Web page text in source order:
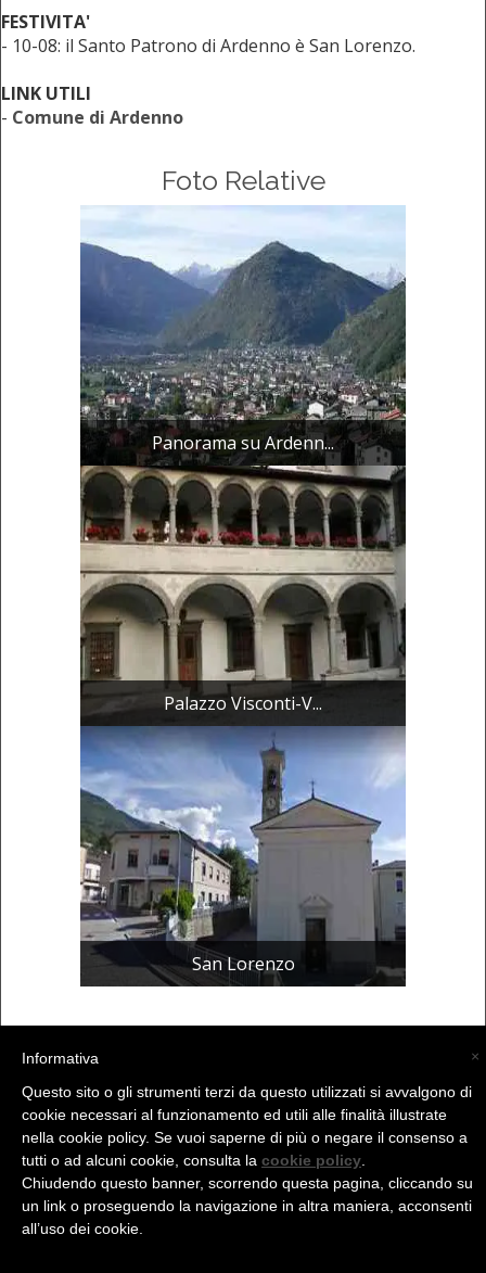
FESTIVITA'
- 10-08: il Santo Patrono di Ardenno è San Lorenzo.
LINK UTILI
- Comune di Ardenno
Foto Relative
Panorama su Ardenn...
Palazzo Visconti-V...
San Lorenzo
(C) La Valtellina - info@la-valtellina.com -
×
Informativa
Questo sito o gli strumenti terzi da questo utilizzati si avvalgono di
cookie necessari al funzionamento ed utili alle finalità illustrate
nella cookie policy. Se vuoi saperne di più o negare il consenso a
tutti o ad alcuni cookie, consulta la cookie policy
Chiudendo questo banner, scorrendo questa pagina, cliccando su
un link o proseguendo la navigazione in altra maniera, acconsenti
all’uso dei cookie.